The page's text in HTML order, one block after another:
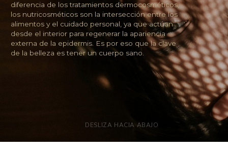
Quiénes somos
Tienda
diferencia de los tratamientos dermocosméticos,
los nutricosméticos son la intersección entre los
alimentos y el cuidado personal, ya que actúan
desde el interior para regenerar la apariencia
externa de la epidermis. Es por eso que la clave
de la belleza es tener un cuerpo sano.
DESLIZA HACIA ABAJO